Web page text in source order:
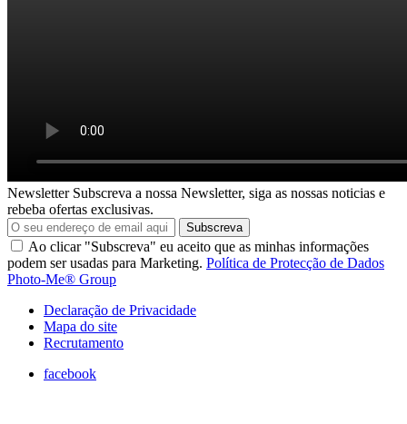
Newsletter Subscreva a nossa Newsletter, siga as nossas noticias e
rebeba ofertas exclusivas.
Subscreva
Ao clicar "Subscreva" eu aceito que as minhas informações
podem ser usadas para Marketing. Política de Protecção de Dados
Photo-Me® Group
Declaração de Privacidade
Mapa do site
Recrutamento
facebook